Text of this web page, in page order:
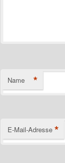
Name *
E-Mail-Adresse *